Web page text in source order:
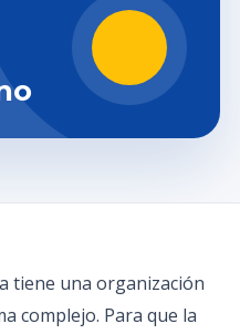
tiene una organización
complejo. Para que la